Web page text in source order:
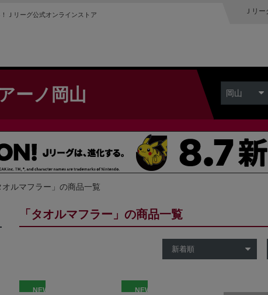
Ｊリーグ公式オンラインストア Ｊリー
ーノ岡山 岡山
オルマフラー」の商品一覧
「タオルマフラー」の商品一覧
NEW NEW